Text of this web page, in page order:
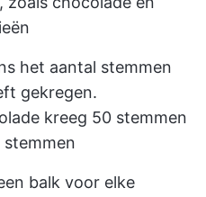
het aantal stemmen
gekregen.
kreeg 50 stemmen
stemmen
balk voor elke